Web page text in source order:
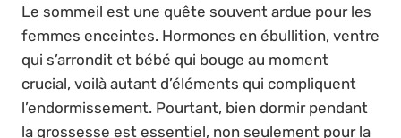
Le sommeil est une quête souvent ardue pour les
femmes enceintes. Hormones en ébullition, ventre
qui s’arrondit et bébé qui bouge au moment
crucial, voilà autant d’éléments qui compliquent
l’endormissement. Pourtant, bien dormir pendant
la grossesse est essentiel, non seulement pour la